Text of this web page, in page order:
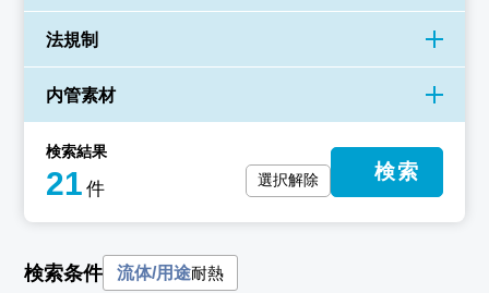
法規制
内管素材
検索結果
21 件 選択解除 検索
検索条件 流体/用途耐熱